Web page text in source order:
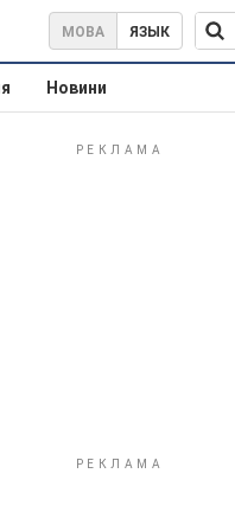
МОВА ЯЗЫК
Новини